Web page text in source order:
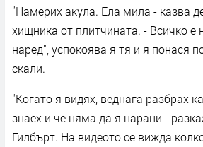
"Намерих акула. Ела мила - казва
хищника от плитчината. - Всичко е
наред", успокоява я тя и я понася
скали.
"Когато я видях, веднага разбрах
знаех и че няма да я нарани -
Гилбърт. На видеото се вижда